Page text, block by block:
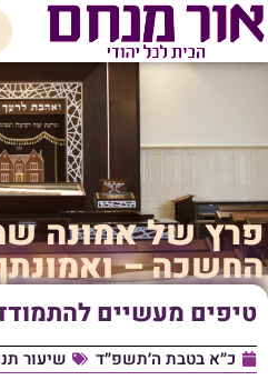
לתוכן
פרץ של אמונה
החשכה –
טיפים מעשיים
כ״א בטבת ה׳תשפ״ד שיעור